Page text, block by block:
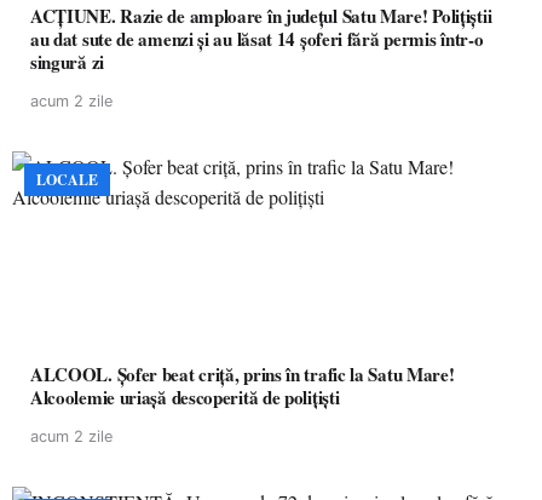
ACȚIUNE. Razie de amploare în județul Satu Mare! Polițiștii
au dat sute de amenzi și au lăsat 14 șoferi fără permis într-o
singură zi
acum 2 zile
LOCALE
ALCOOL. Șofer beat criță, prins în trafic la Satu Mare!
Alcoolemie uriașă descoperită de polițiști
acum 2 zile